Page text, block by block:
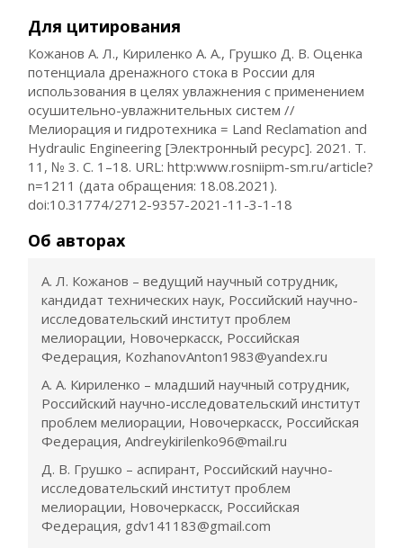
Для цитирования
Кожанов А. Л., Кириленко А. А., Грушко Д. В. Оценка
потенциала дренажного стока в России для
использования в целях увлажнения с применением
осушительно-увлажнительных систем //
Мелиорация и гидротехника = Land Reclamation and
Hydraulic Engineering [Электронный ресурс]. 2021. Т.
11, № 3. С. 1–18. URL: http:www.rosniipm-sm.ru/article?
n=1211 (дата обращения: 18.08.2021).
doi:10.31774/2712-9357-2021-11-3-1-18
Об авторах
А. Л. Кожанов – ведущий научный сотрудник,
кандидат технических наук, Российский научно-
исследовательский институт проблем
мелиорации, Новочеркасск, Российская
Федерация, KozhanovAnton1983@yandex.ru
А. А. Кириленко – младший научный сотрудник,
Российский научно-исследовательский институт
проблем мелиорации, Новочеркасск, Российская
Федерация, Andreykirilenko96@mail.ru
Д. В. Грушко – аспирант, Российский научно-
исследовательский институт проблем
мелиорации, Новочеркасск, Российская
Федерация, gdv141183@gmail.com